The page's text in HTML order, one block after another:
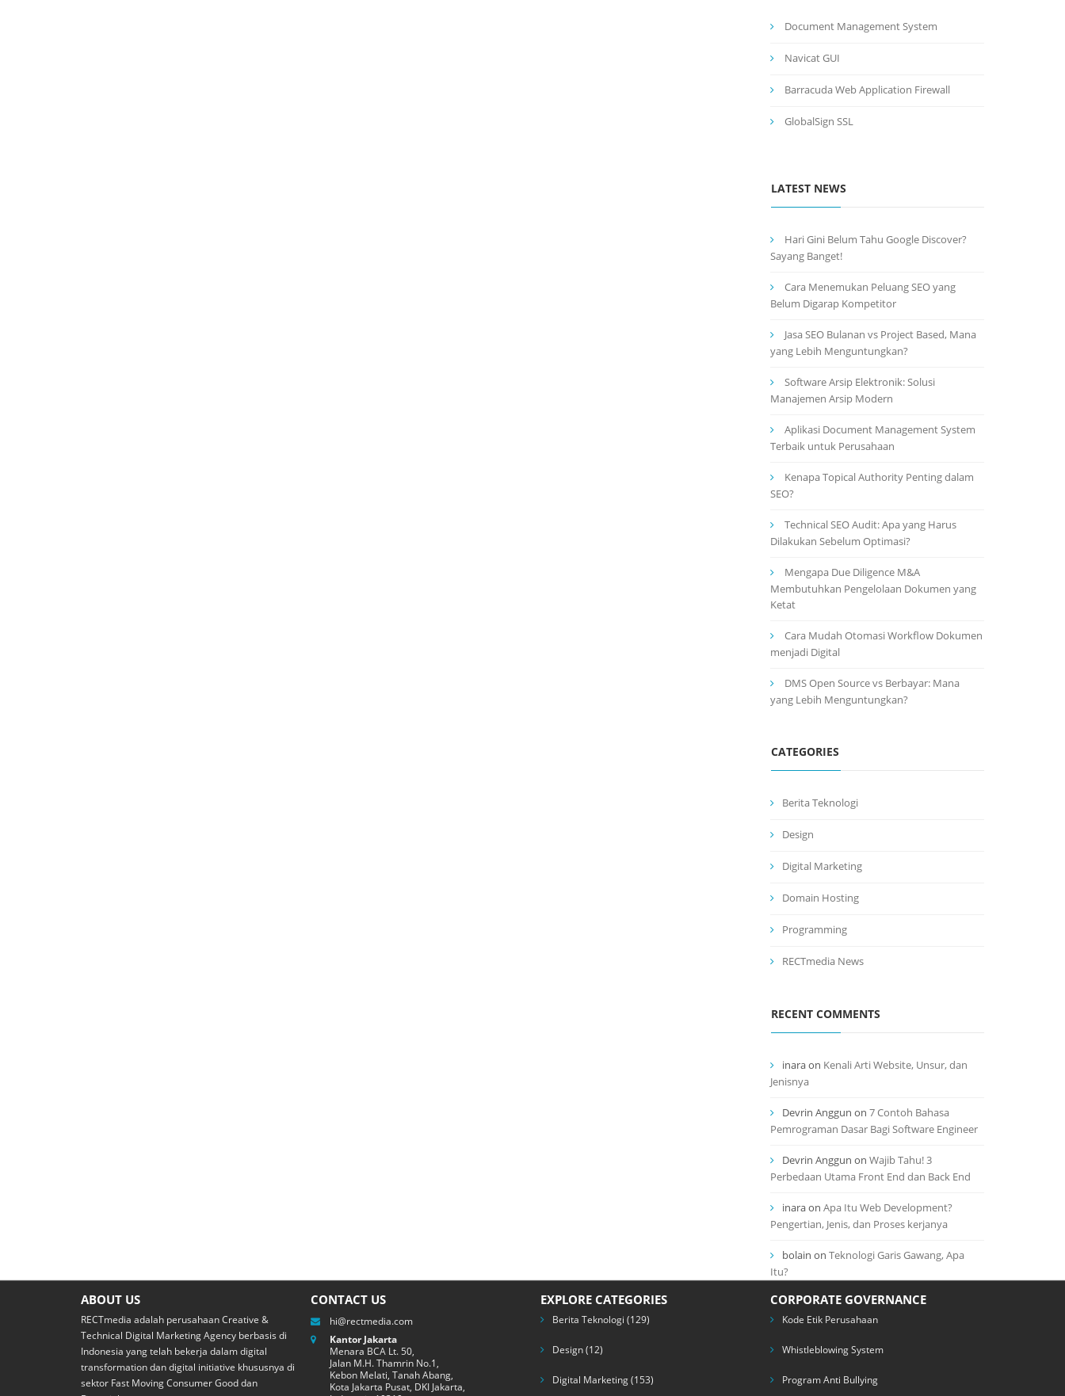
Document Management System
Navicat GUI
Barracuda Web Application Firewall
GlobalSign SSL
LATEST NEWS
Hari Gini Belum Tahu Google Discover?
Sayang Banget!
Cara Menemukan Peluang SEO yang
Belum Digarap Kompetitor
Jasa SEO Bulanan vs Project Based, Mana
yang Lebih Menguntungkan?
Software Arsip Elektronik: Solusi
Manajemen Arsip Modern
Aplikasi Document Management System
Terbaik untuk Perusahaan
Kenapa Topical Authority Penting dalam
SEO?
Technical SEO Audit: Apa yang Harus
Dilakukan Sebelum Optimasi?
Mengapa Due Diligence M&A
Membutuhkan Pengelolaan Dokumen yang
Ketat
Cara Mudah Otomasi Workflow Dokumen
menjadi Digital
DMS Open Source vs Berbayar: Mana
yang Lebih Menguntungkan?
CATEGORIES
Berita Teknologi
Design
Digital Marketing
Domain Hosting
Programming
RECTmedia News
RECENT COMMENTS
inaraon Kenali Arti Website, Unsur, dan
Jenisnya
Devrin Anggun on 7 Contoh Bahasa
Pemrograman Dasar Bagi Software Engineer
Devrin Anggun on Wajib Tahu! 3
Perbedaan Utama Front End dan Back End
inaraon Apa Itu Web Development?
Pengertian, Jenis, dan Proses kerjanya
bolain on Teknologi Garis Gawang, Apa
Itu?
ABOUT US
RECTmedia adalah perusahaan Creative &
Technical Digital Marketing Agency berbasis di
Indonesia yang telah bekerja dalam digital
transformation dan digital initiative khususnya di
sektor Fast Moving Consumer Good dan
CONTACT US
hi@rectmedia.com
Kantor Jakarta
Menara BCA Lt. 50,
Jalan M.H. Thamrin No.1,
Kebon Melati, Tanah Abang,
Kota Jakarta Pusat, DKI Jakarta,
EXPLORE CATEGORIES
Berita Teknologi (129)
Design(12)
Digital Marketing(153)
CORPORATE GOVERNANCE
Kode Etik Perusahaan
Whistleblowing System
Program Anti Bullying